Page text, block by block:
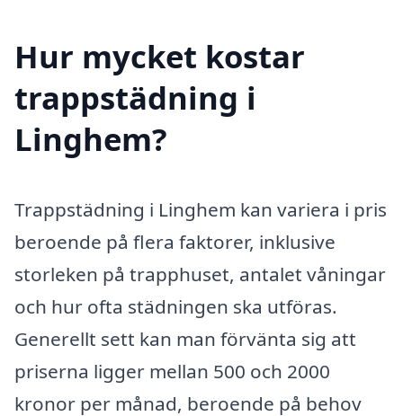
Hur mycket kostar
trappstädning i
Linghem?
Trappstädning i Linghem kan variera i pris
beroende på flera faktorer, inklusive
storleken på trapphuset, antalet våningar
och hur ofta städningen ska utföras.
Generellt sett kan man förvänta sig att
priserna ligger mellan 500 och 2000
kronor per månad, beroende på behov